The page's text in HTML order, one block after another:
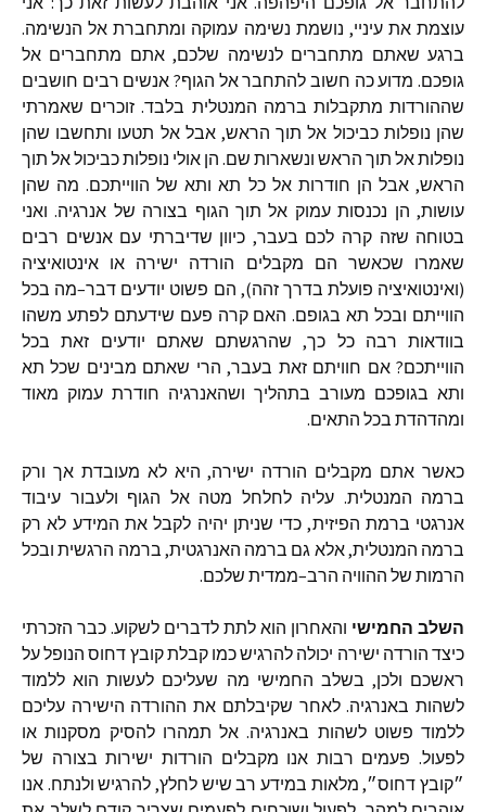
עוצמת את עיניי, נושמת נשימה עמוקה ומתחברת אל הנשימה.
ברגע שאתם מתחברים לנשימה שלכם,אתם מתחברים אל
גופכם. מדועכה חשוב להתחבראל הגוף? אנשים רבים חושבים
שההורדות מתקבלות ברמה המנטלית בלבד. זוכרים שאמרתי
שהן נופלות כביכול אל תוך הראש,אבל אל תטעו ותחשבו שהן
נופלותאל תוך הראש ונשארות שם. הן אולי נופלותכביכולאל תוך
הראש,אבל הן חודרות אל כל תא ותא של הווייתכם. מה שהן
עושות, הן נכנסות עמוק אל תוך הגוף בצורה של אנרגיה. ואני
בטוחה שזה קרה לכם בעבר, כיוון שדיברתי עם אנשים רבים
שאמרו שכאשר הם מקבלים הורדה ישירה או אינטואיציה
(ואינטואיציה פועלת בדרך זהה), הם פשוט יודעים דבר–מה בכל
הווייתם ובכל תא בגופם. האם קרה פעם שידעתם לפתע משהו
בוודאות רבה כל כך, שהרגשתם שאתם יודעים זאת בכל
הווייתכם?אם חוויתם זאת בעבר, הרי שאתם מבינים שכל תא
ותא בגופכם מעורב בתהליך ושהאנרגיה חודרת עמוק מאוד
ומהדהדת בכל התאים.
כאשר אתם מקבלים הורדה ישירה, היא לא מעובדת אך ורק
ברמה המנטלית. עליה לחלחל מטה אל הגוף ולעבור עיבוד
אנרגטי ברמת הפיזית, כדי שניתן יהיה לקבל את המידע לא רק
ברמה המנטלית,אלא גם ברמה האנרגטית, ברמה הרגשית ובכל
הרמות של ההוויה הרב–ממדית שלכם.
השלב החמישי והאחרון הוא לתת לדברים לשקוע. כבר הזכרתי
כיצד הורדה ישירה יכולה להרגישכמו קבלתקובץ דחוס הנופלעל
ראשכם ולכן, בשלב החמישי מה שעליכם לעשות הוא ללמוד
לשהות באנרגיה.לאחר שקיבלתם את ההורדה הישירה עליכם
ללמוד פשוט לשהות באנרגיה. אל תמהרו להסיק מסקנות או
לפעול. פעמים רבות אנו מקבלים הורדות ישירות בצורה של
״קובץ דחוס״, מלאות במידע רב שיש לחלץ, להרגיש ולנתח. אנו